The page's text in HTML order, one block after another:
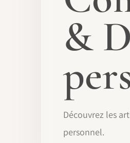
&
Découvrez les
personnel.